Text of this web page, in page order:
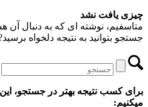
چیزی یافت نشد
متاسفیم، نوشته ای که به دنبال آن
جستجو بتوانید به نتیجه دلخواه
برای کسب نتیجه بهتر در جستجو، این
میکنیم: